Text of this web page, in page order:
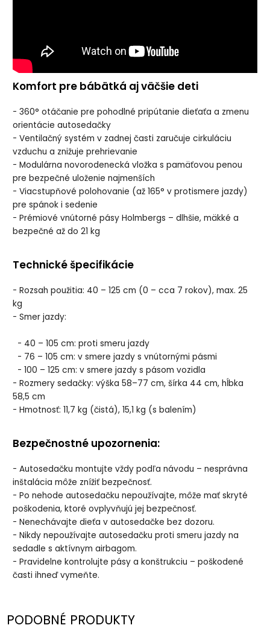
Komfort pre bábätká aj väčšie deti
- 360° otáčanie pre pohodlné pripútanie dieťaťa a zmenu
orientácie autosedačky
- Ventilačný systém v zadnej časti zaručuje cirkuláciu
vzduchu a znižuje prehrievanie
- Modulárna novorodenecká vložka s pamäťovou penou
pre bezpečné uloženie najmenších
- Viacstupňové polohovanie (až 165° v protismere jazdy)
pre spánok i sedenie
- Prémiové vnútorné pásy Holmbergs – dlhšie, mäkké a
bezpečné až do 21 kg
Technické špecifikácie
- Rozsah použitia: 40 – 125 cm (0 – cca 7 rokov), max. 25
kg
- Smer jazdy:
- 40 – 105 cm: proti smeru jazdy
- 76 – 105 cm: v smere jazdy s vnútornými pásmi
- 100 – 125 cm: v smere jazdy s pásom vozidla
- Rozmery sedačky: výška 58–77 cm, šírka 44 cm, hĺbka
58,5 cm
- Hmotnosť: 11,7 kg (čistá), 15,1 kg (s balením)
Bezpečnostné upozornenia:
- Autosedačku montujte vždy podľa návodu – nesprávna
inštalácia môže znížiť bezpečnosť.
- Po nehode autosedačku nepoužívajte, môže mať skryté
poškodenia, ktoré ovplyvňujú jej bezpečnosť.
- Nenechávajte dieťa v autosedačke bez dozoru.
- Nikdy nepoužívajte autosedačku proti smeru jazdy na
sedadle s aktívnym airbagom.
- Pravidelne kontrolujte pásy a konštrukciu – poškodené
časti ihneď vymeňte.
PODOBNÉ PRODUKTY